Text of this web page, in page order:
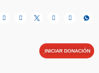
INICIAR DONACIÓN
efectivo